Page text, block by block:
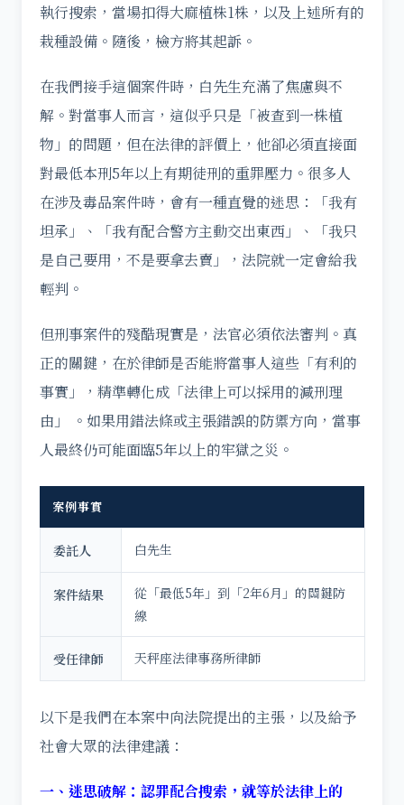
執行搜索，當場扣得大麻植株1株，以及上述所有的
栽種設備。隨後，檢方將其起訴。
在我們接手這個案件時，白先生充滿了焦慮與不
解。對當事人而言，這似乎只是「被查到一株植
物」的問題，但在法律的評價上，他卻必須直接面
對最低本刑5年以上有期徒刑的重罪壓力。很多人
在涉及毒品案件時，會有一種直覺的迷思：「我有
坦承」、「我有配合警方主動交出東西」、「我只
是自己要用，不是要拿去賣」，法院就一定會給我
輕判。
但刑事案件的殘酷現實是，法官必須依法審判。真
正的關鍵，在於律師是否能將當事人這些「有利的
事實」，精準轉化成「法律上可以採用的減刑理
由」 。如果用錯法條或主張錯誤的防禦方向，當事
人最終仍可能面臨5年以上的牢獄之災。
案例事實
委託人 白先生
案件結果
從「最低5年」到「2年6月」的關鍵防
線
受任律師 天秤座法律事務所律師
以下是我們在本案中向法院提出的主張，以及給予
社會大眾的法律建議：
一、迷思破解：認罪配合搜索，就等於法律上的